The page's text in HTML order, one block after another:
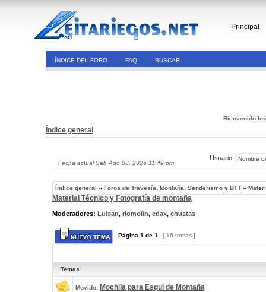
Principal
ÍNDICE DEL FORO FAQ BUSCAR
Bienvenido
Índice general
Fecha actual Sab Ago 08, 2026 11:49 pm
Usuario:
Índice general » Foros de Travesía, Montaña, Senderismo y BTT»
Material Técnico y Fotografía de montaña
Moderadores: Luisan, riomolin, edax, chustas
Página 1 de 1 [ 16 temas ]
Temas
Movido: Mochila para Esqui de Montaña